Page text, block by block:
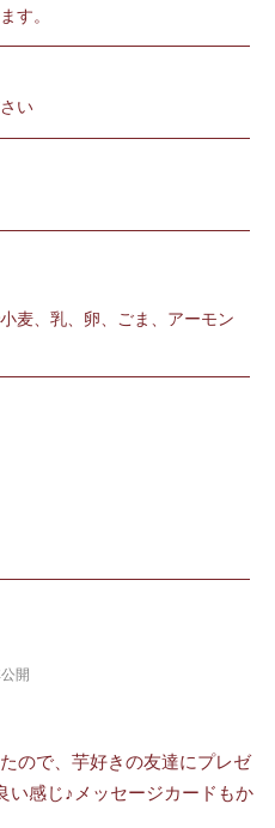
す。
い
麦、乳、卵、ごま、アーモン
開
ので、芋好きの友達にプレゼ
い感じ♪メッセージカードもか